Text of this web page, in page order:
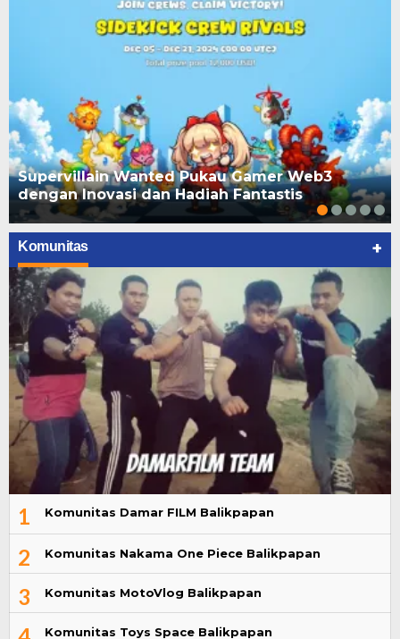
Supervillain Wanted Pukau Gamer Web3
dengan Inovasi dan Hadiah Fantastis
Komunitas +
1 Komunitas Damar FILM Balikpapan
2 Komunitas Nakama One Piece Balikpapan
3 Komunitas MotoVlog Balikpapan
Komunitas Toys Space Balikpapan